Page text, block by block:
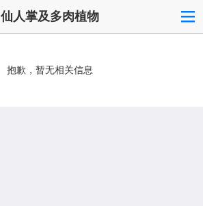
仙人掌及多肉植物
抱歉，暂无相关信息